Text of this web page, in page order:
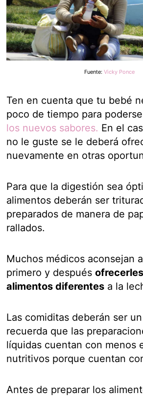
Fuente: Vicky Ponce
Ten en cuenta que tu bebé
poco de tiempo para poderse
los nuevos sabores. En el
no le guste se le deberá
nuevamente en otras
Para que la digestión sea
alimentos deberán ser
preparados de manera de
rallados.
Muchos médicos aconsejan
primero y después
alimentos diferentes a la
Las comiditas deberán ser
recuerda que las
líquidas cuentan con menos
nutritivos porque cuentan
Antes de preparar los